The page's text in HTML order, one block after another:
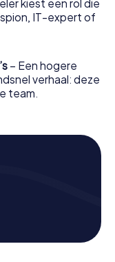
kiest een rol die
IT-expert of
– Een hogere
verhaal: deze
team.